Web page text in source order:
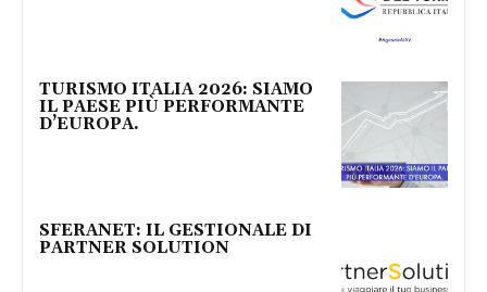
TURISMO ITALIA 2026: SIAMO
IL PAESE PIÙ PERFORMANTE
D’EUROPA.
SFERANET: IL GESTIONALE DI
PARTNER SOLUTION